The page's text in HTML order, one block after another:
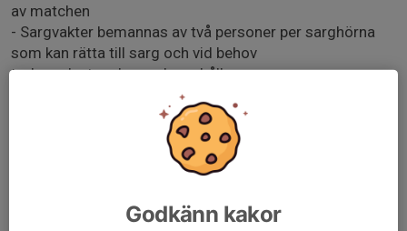
av matchen
- Sargvakter bemannas av två personer per sarghörna
som kan rätta till sarg och vid behov
torka golvet under speluppehåll
Lagen ska samlas 1,5 timmar innan match för att
förbereda inför match.
Innan match kan behov finnas att bygga sarg, ställa ut
stolar till sargvakter, avbytare och utvisningsbås.
Cafeterian behöver också förberedas med kaffe, toast
Efter match grovstäda på läktaren, plocka undan i
Godkänn kakor